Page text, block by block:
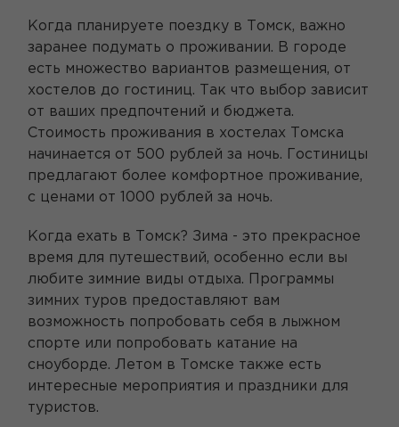
Когда планируете поездку в Томск, важно
заранее подумать о проживании. В городе
есть множество вариантов размещения, от
хостелов до гостиниц. Так что выбор зависит
от ваших предпочтений и бюджета.
Стоимость проживания в хостелах Томска
начинается от 500 рублей за ночь. Гостиницы
предлагают более комфортное проживание,
с ценами от 1000 рублей за ночь.
Когда ехать в Томск? Зима - это прекрасное
время для путешествий, особенно если вы
любите зимние виды отдыха. Программы
зимних туров предоставляют вам
возможность попробовать себя в лыжном
спорте или попробовать катание на
сноуборде. Летом в Томске также есть
интересные мероприятия и праздники для
туристов.